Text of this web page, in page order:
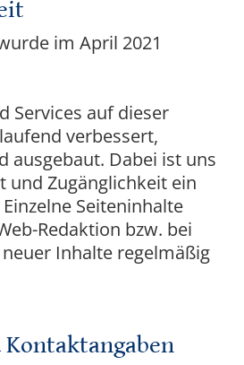
im April 2021
Services auf dieser
verbessert,
ausgebaut. Dabei ist uns
und Zugänglichkeit ein
Seiteninhalte
Redaktion bzw. bei
Inhalte regelmäßig
Kontaktangaben